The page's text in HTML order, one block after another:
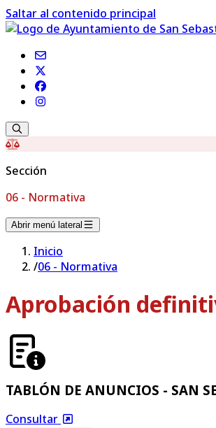
Saltar al contenido principal
Sección
06 - Normativa
Abrir menú lateral
Inicio
/06 - Normativa
Aprobación
TABLÓN DE ANUNCIOS - SAN
Consultar